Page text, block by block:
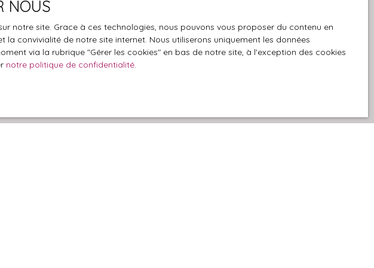
conformément au RGPD. Si vous ne
par voie téléphonique, vous
au démarchage téléphonique,
sur le site Internet
CEDEX.
NOUS
notre site. Grace à ces technologies, nous pouvons vous proposer du contenu en
convivialité de notre site internet. Nous utiliserons uniquement les données
via la rubrique ″Gérer les cookies″ en bas de notre site, à l'exception des cookies
notre politique de confidentialité.